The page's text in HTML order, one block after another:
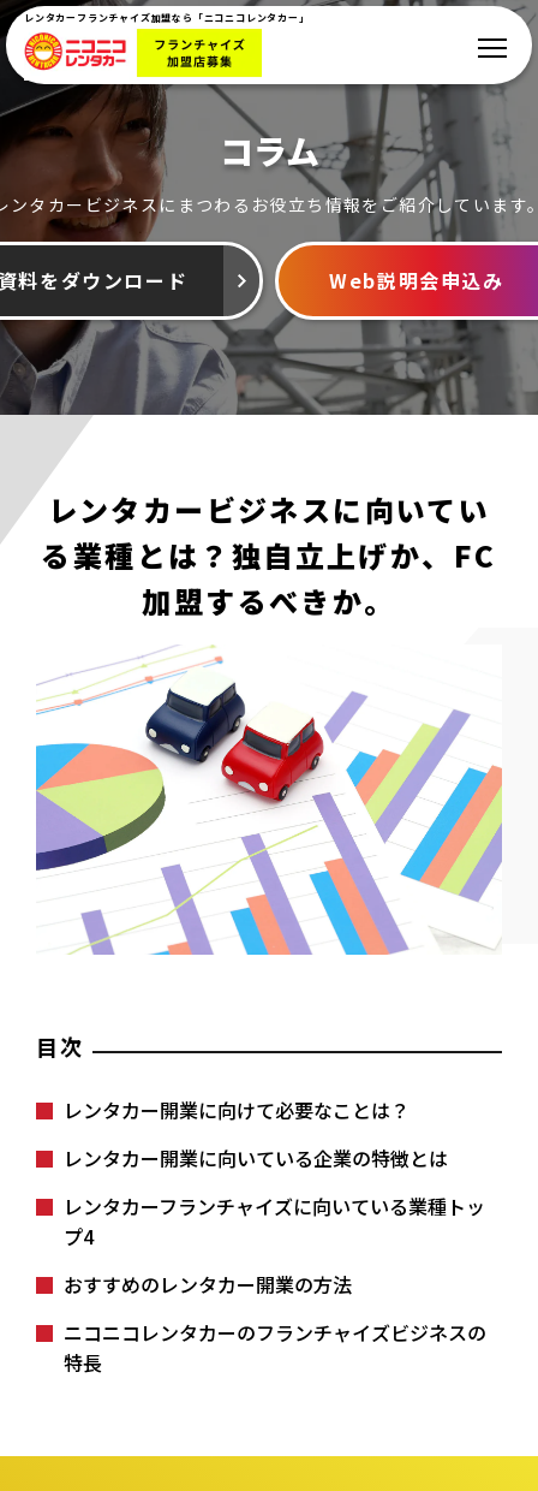
レンタカーフランチャイズ加盟なら「ニコニコレンタカー」
コラム
ンタカービジネスにまつわるお役立ち情報をご紹介しています
料をダウンロード Web説明会申込み
レンタカービジネスに向いてい
る業種とは？ 独自立上げか、FC
加盟するべきか。
目次
レンタカー開業に向けて必要なことは？
レンタカー開業に向いている企業の特徴とは
レンタカーフランチャイズに向いている業種トッ
プ4
おすすめのレンタカー開業の方法
ニコニコレンタカーのフランチャイズビジネスの
特長